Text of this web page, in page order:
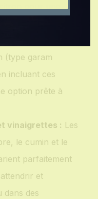
pour une
(type garam
incluant ces
option prête à
vinaigrettes : Les
le cumin et le
parfaitement
et
dans des